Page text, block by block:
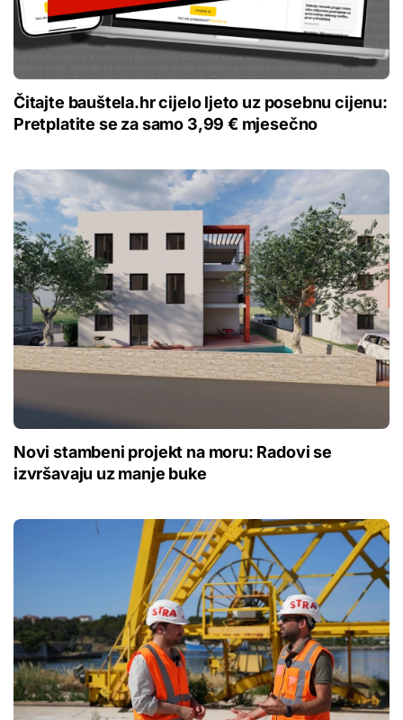
Čitajte bauštela.hr cijelo ljeto uz posebnu cijenu:
Pretplatite se za samo 3,99 € mjesečno
Novi stambeni projekt na moru: Radovi se
izvršavaju uz manje buke